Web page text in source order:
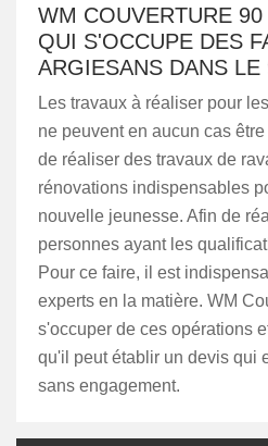
WM COUVERTURE
QUI S'OCCUPE DES
ARGIESANS DANS LE
Les travaux à réaliser pour
ne peuvent en aucun cas
de réaliser des travaux de
rénovations indispensables
nouvelle jeunesse. Afin de
personnes ayant les
Pour ce faire, il est
experts en la matière. WM
s'occuper de ces opérations
qu'il peut établir un devis qui
sans engagement.